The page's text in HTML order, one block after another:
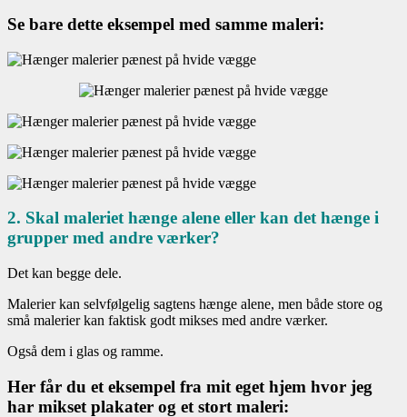
Se bare dette eksempel med samme maleri:
2. Skal maleriet hænge alene eller kan det hænge i
grupper med andre værker?
Det kan begge dele.
Malerier kan selvfølgelig sagtens hænge alene, men både store og
små malerier kan faktisk godt mikses med andre værker.
Også dem i glas og ramme.
Her får du et eksempel fra mit eget hjem hvor jeg
har mikset plakater og et stort maleri: